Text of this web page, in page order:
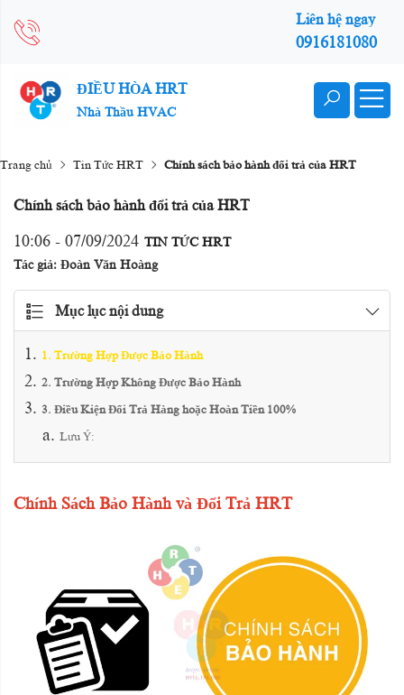
Liên hệ ngay
0916181080
ĐIỀU HÒA HRT
Nhà Thầu HVAC
Trang chủ Tin Tức HRT Chính sách bảo hành đổi trả của HRT
Chính sách bảo hành đổi trả của HRT
10:06 - 07/09/2024 TIN TỨC HRT
Tác giả: Đoàn Văn Hoàng
Mục lục nội dung
1. Trường Hợp Được Bảo Hành
2. Trường Hợp Không Được Bảo Hành
3. Điều Kiện Đổi Trả Hàng hoặc Hoàn Tiền 100%
Lưu Ý:
Chính Sách Bảo Hành và Đổi Trả HRT